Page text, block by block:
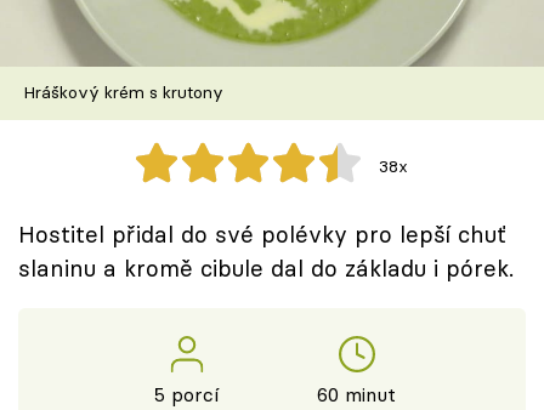
Škola vaření
Recepty z TV
Speciál: Cuketa
Sledujte prima+
Hráškový krém s krutony
38x
Hostitel přidal do své polévky pro lepší chuť
slaninu a kromě cibule dal do základu i pórek.
5 porcí 60 minut